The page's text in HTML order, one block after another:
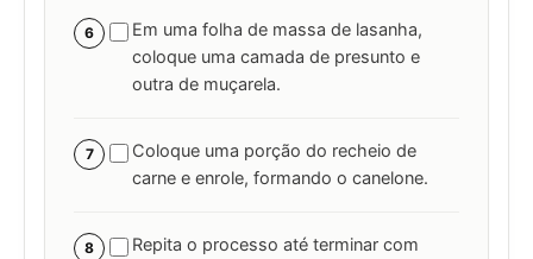
6
Em uma folha de massa de lasanha,
coloque uma camada de presunto e
outra de muçarela.
7
Coloque uma porção do recheio de
carne e enrole, formando o canelone.
8
Repita o processo até terminar com